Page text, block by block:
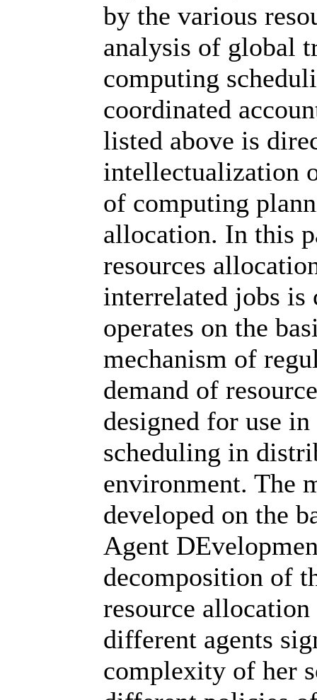
by the various
analysis of global
computing
coordinated
listed above is
intellectualization
of computing
allocation. In this
resources
interrelated jobs is
operates on the
mechanism of
demand of
designed for use
scheduling in
environment. The
developed on the
Agent
decomposition of
resource
different agents
complexity of her